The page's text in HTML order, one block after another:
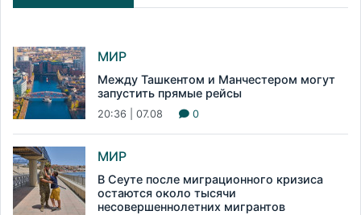
МИР
Между Ташкентом и Манчестером могут
запустить прямые рейсы
20:36 | 07.08 0
МИР
В Сеуте после миграционного кризиса
остаются около тысячи
несовершеннолетних мигрантов